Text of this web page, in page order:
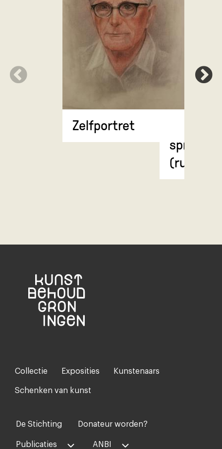
Zelfportret
Footer-
menu
Collectie Exposities Kunstenaars
Schenken van kunst
Voet
midden
De Stichting Donateur worden?
Publicaties ANBI